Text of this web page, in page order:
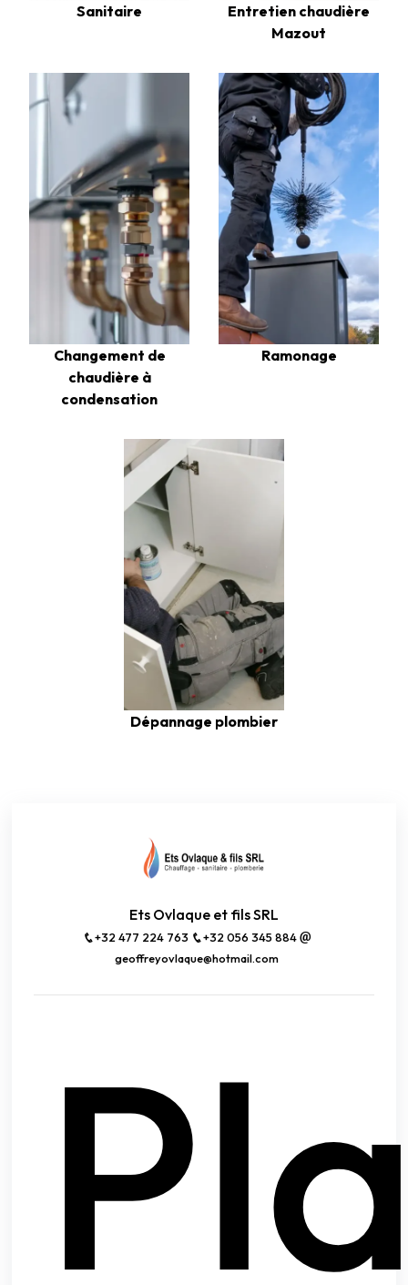
Sanitaire
Entretien chaudière
Mazout
Changement de
chaudière à
condensation
Ramonage
Dépannage plombier
Ets Ovlaque et fils SRL
+32 477 224 763
+32 056 345 884
geoffreyovlaque@hotmail.com